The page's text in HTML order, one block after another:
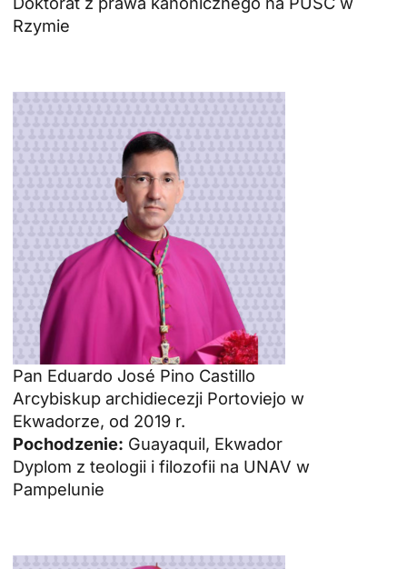
Rzymie
Pan Eduardo José Pino Castillo
Arcybiskup archidiecezji Portoviejo w
Ekwadorze, od 2019 r.
Pochodzenie: Guayaquil, Ekwador
Dyplom z teologii i filozofii na UNAV w
Pampelunie